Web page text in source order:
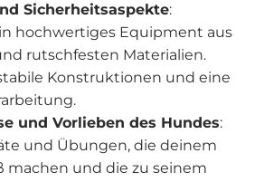
Sicherheitsaspekte:
hochwertiges Equipment aus
rutschfesten Materialien.
Konstruktionen und eine
und Vorlieben des Hundes:
und Übungen, die deinem
machen und die zu seinem